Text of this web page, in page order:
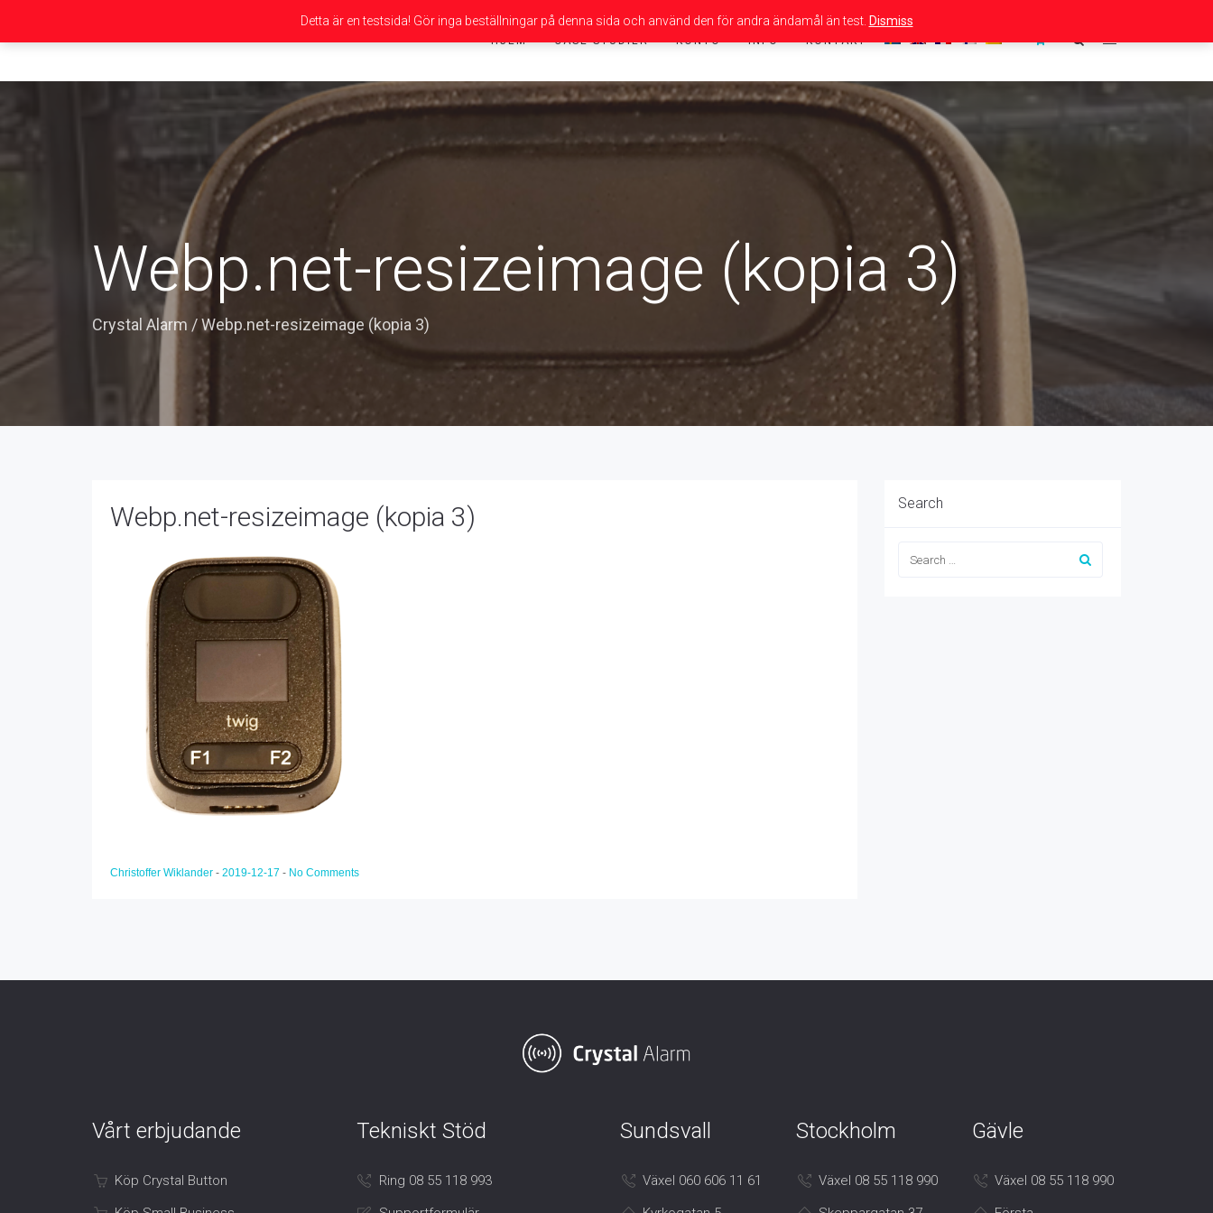
HJEM CASE-STUDIER KONTO INFO KONTAKT
Webp.net-resizeimage (kopia 3)
Crystal Alarm /Webp.net-resizeimage (kopia 3)
Webp.net-resizeimage (kopia 3)
Christoffer Wiklander - 2019-12-17 - No Comments
Search
Vårt erbjudande
Köp Crystal Button
Tekniskt Stöd
Ring 08 55 118 993
Sundsvall
Växel 060 606 11 61
Stockholm
Växel 08 55 118 990
Gävle
Växel 08 55 118 990
Detta är en testsida! Gör inga beställningar på denna sida och använd den för andra ändamål än test. Dismiss